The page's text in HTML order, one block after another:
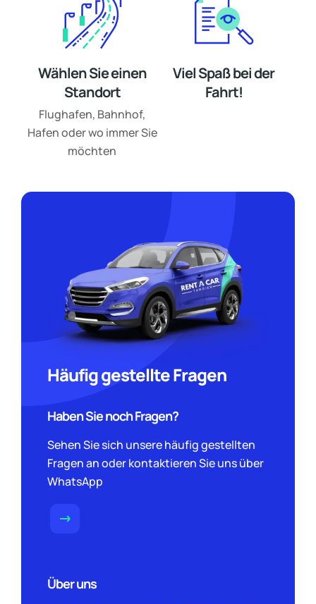
Wählen Sie einen
Standort
Flughafen, Bahnhof,
Hafen oder wo immer Sie
möchten
Viel Spaß bei der
Fahrt!
Häufig gestellte Fragen
Haben Sie noch Fragen?
Sehen Sie sich unsere häufig gestellten
Fragen an oder kontaktieren Sie uns über
WhatsApp
Über uns